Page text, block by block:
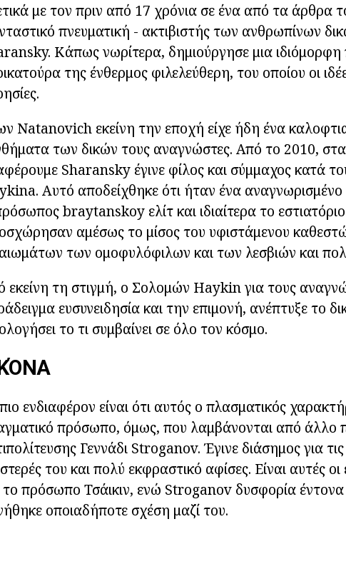
με τον πριν από 17 χρόνια σε ένα από τα άρθρα
πνευματική - ακτιβιστής των ανθρωπίνων
Κάπως νωρίτερα, δημιούργησε μια ιδιόμορφη
της ένθερμος φιλελεύθερη, του οποίου οι
Natanovich εκείνη την εποχή είχε ήδη ένα
των δικών τους αναγνώστες. Από το 2010,
Sharansky έγινε φίλος και σύμμαχος κατά
Αυτό αποδείχθηκε ότι ήταν ένα αναγνωρισμένο
braytanskoy ελίτ και ιδιαίτερα το
αμέσως το μίσος του υφιστάμενου
των ομοφυλόφιλων και των λεσβιών και
εκείνη τη στιγμή, ο Σολομών Haykin για τους
ευσυνειδησία και την επιμονή, ανέπτυξε το
το τι συμβαίνει σε όλο τον κόσμο.
ενδιαφέρον είναι ότι αυτός ο πλασματικός
πρόσωπο, όμως, που λαμβάνονται από άλλο
Γεννάδι Stroganov. Έγινε διάσημος για
του και πολύ εκφραστικό αφίσες. Είναι αυτές οι
το πρόσωπο Τσάικιν, ενώ Stroganov δυσφορία
οποιαδήποτε σχέση μαζί του.